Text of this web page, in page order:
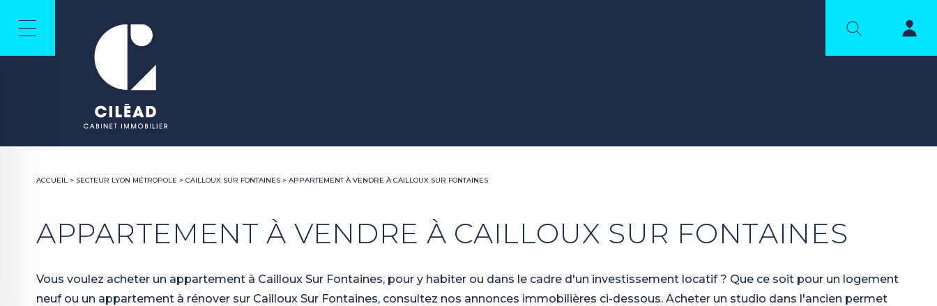
ACCUEIL > SECTEUR LYON MÉTROPOLE > CAILLOUX SUR FONTAINES > APPARTEMENT À VENDRE À CAILLOUX SUR FONTAINES
APPARTEMENT À VENDRE À CAILLOUX SUR FONTAINES
Vous voulez acheter un appartement à Cailloux Sur Fontaines, pour y habiter ou dans le cadre d'un investissement locatif ? Que ce soit pour un logement
neuf ou un appartement à rénover sur Cailloux Sur Fontaines, consultez nos annonces immobilières ci-dessous. Acheter un studio dans l'ancien permet